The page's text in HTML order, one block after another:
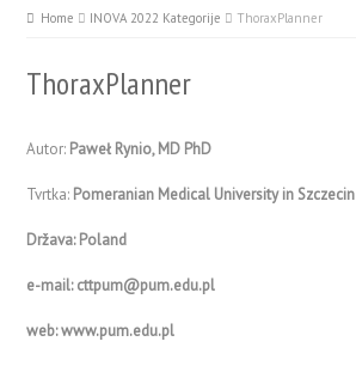
Home INOVA 2022 Kategorije ThoraxPlanner
ThoraxPlanner
Autor: Paweł Rynio, MD PhD
Tvrtka: Pomeranian Medical University in Szczecin
Država:Poland
e-mail:cttpum@pum.edu.pl
web:www.pum.edu.pl